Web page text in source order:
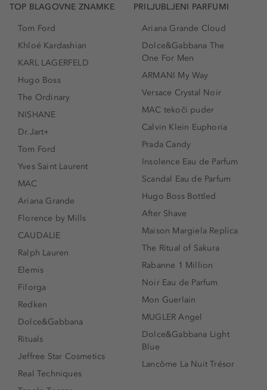
TOP BLAGOVNE ZNAMKE
Tom Ford
Khloé Kardashian
KARL LAGERFELD
Hugo Boss
The Ordinary
NISHANE
Dr.Jart+
Tom Ford
Yves Saint Laurent
MAC
Ariana Grande
Florence by Mills
CAUDALIE
Ralph Lauren
Elemis
Filorga
Redken
Dolce&Gabbana
Rituals
Jeffree Star Cosmetics
Real Techniques
PRILJUBLJENI PARFUMI
Ariana Grande Cloud
Dolce&Gabbana The
One For Men
ARMANI My Way
Versace Crystal Noir
MAC tekoči puder
Calvin Klein Euphoria
Prada Candy
Insolence Eau de Parfum
Scandal Eau de Parfum
Hugo Boss Bottled
After Shave
Maison Margiela Replica
The Ritual of Sakura
Rabanne 1 Million
Noir Eau de Parfum
Mon Guerlain
MUGLER Angel
Dolce&Gabbana Light
Blue
Lancôme La Nuit Trésor